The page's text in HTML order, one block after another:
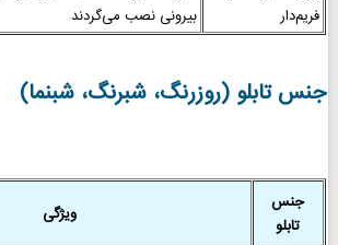
فریم‌دار
بیرونی نصب می‌گردند
جنس تابلو (روزرنگ، شبرنگ، شبنما)
جنس
تابلو
ویژگی